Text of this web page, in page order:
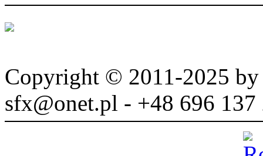
Copyright © 2011-2025
sfx@onet.pl - +48 696 137